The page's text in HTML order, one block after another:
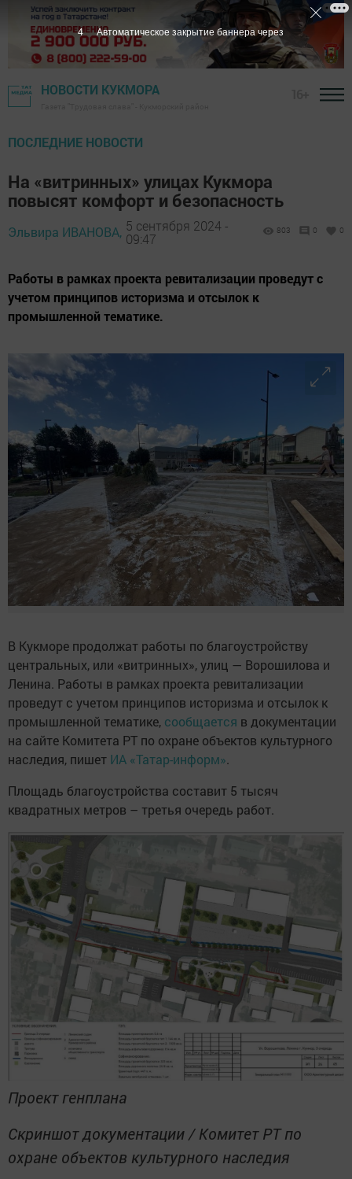
НОВОСТИ КУКМОРА
ПОСЛЕДНИЕ НОВОСТИ
На «витринных» улицах Кукмора
повысят комфорт и безопасность
Эльвира ИВАНОВА, 5 сентября 2024 -
09:47
803 0 0
Работы в рамках проекта ревитализации проведут с
учетом принципов историзма и отсылок к
промышленной тематике.
В Кукморе продолжат работы по благоустройству
центральных, или «витринных», улиц — Ворошилова и
Ленина. Работы в рамках проекта ревитализации
проведут с учетом принципов историзма и отсылок к
промышленной тематике, сообщается в документации
на сайте Комитета РТ по охране объектов культурного
наследия, пишет ИА «Татар-информ».
Площадь благоустройства составит 5 тысяч
квадратных метров – третья очередь работ.
Проект генплана
Скриншот документации / Комитет РТ по
охране объектов культурного наследия
2 Автоматическое закрытие баннера через